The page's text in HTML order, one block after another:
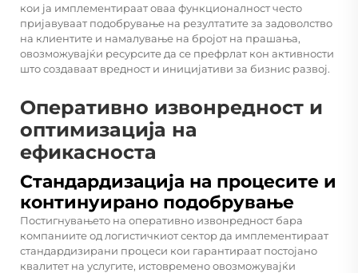
кои ја имплементираат оваа функционалност често
пријавуваат подобрување на резултатите за задоволство
на клиентите и намалување на бројот на прашања,
овозможувајќи ресурсите да се префрлат кон активности
што создаваат вредност и иницијативи за бизнис развој.
Оперативно извонредност и
оптимизација на
ефикасноста
Стандардизација на процесите и
континуирано подобрување
Постигнувањето на оперативно извонредност бара
компаниите од логистичкиот сектор да имплементираат
стандардизирани процеси кои гарантираат постојано
квалитет на услугите, истовремено овозможувајќи